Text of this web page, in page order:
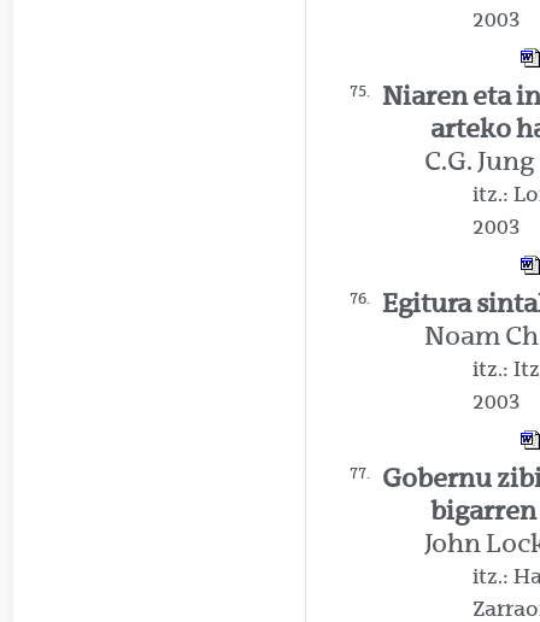
2003
75.
Niaren eta
arteko
C.G. Jung
itz.:
2003
76.
Egitura
Noam
itz.:
2003
77.
Gobernu
John
itz.: